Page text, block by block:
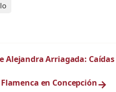
Alejandra Arriagada: Caídas
en Concepción→